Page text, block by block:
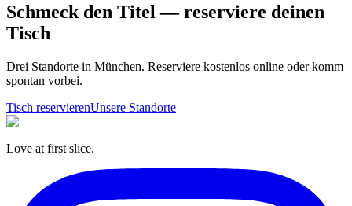
Schmeck den Titel — reserviere deinen
Tisch
Drei Standorte in München. Reserviere kostenlos online oder komm
spontan vorbei.
Tisch reservierenUnsere Standorte
Love at first slice.